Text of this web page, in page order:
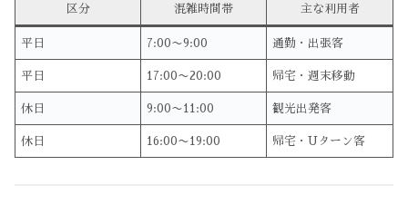
区分 混雑時間帯 主な利用者
平日 7:00〜9:00 通勤・出張客
平日 17:00〜20:00 帰宅・週末移動
休日 9:00〜11:00 観光出発客
休日 16:00〜19:00 帰宅・Uターン客